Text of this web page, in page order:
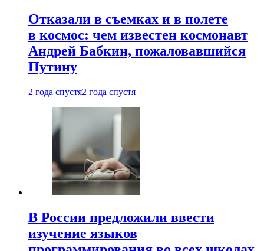
Отказали в съемках и в полете
в космос: чем известен космонавт
Андрей Бабкин, пожаловавшийся
Путину
2 года спустя2 года спустя
В России предложили ввести
изучение языков